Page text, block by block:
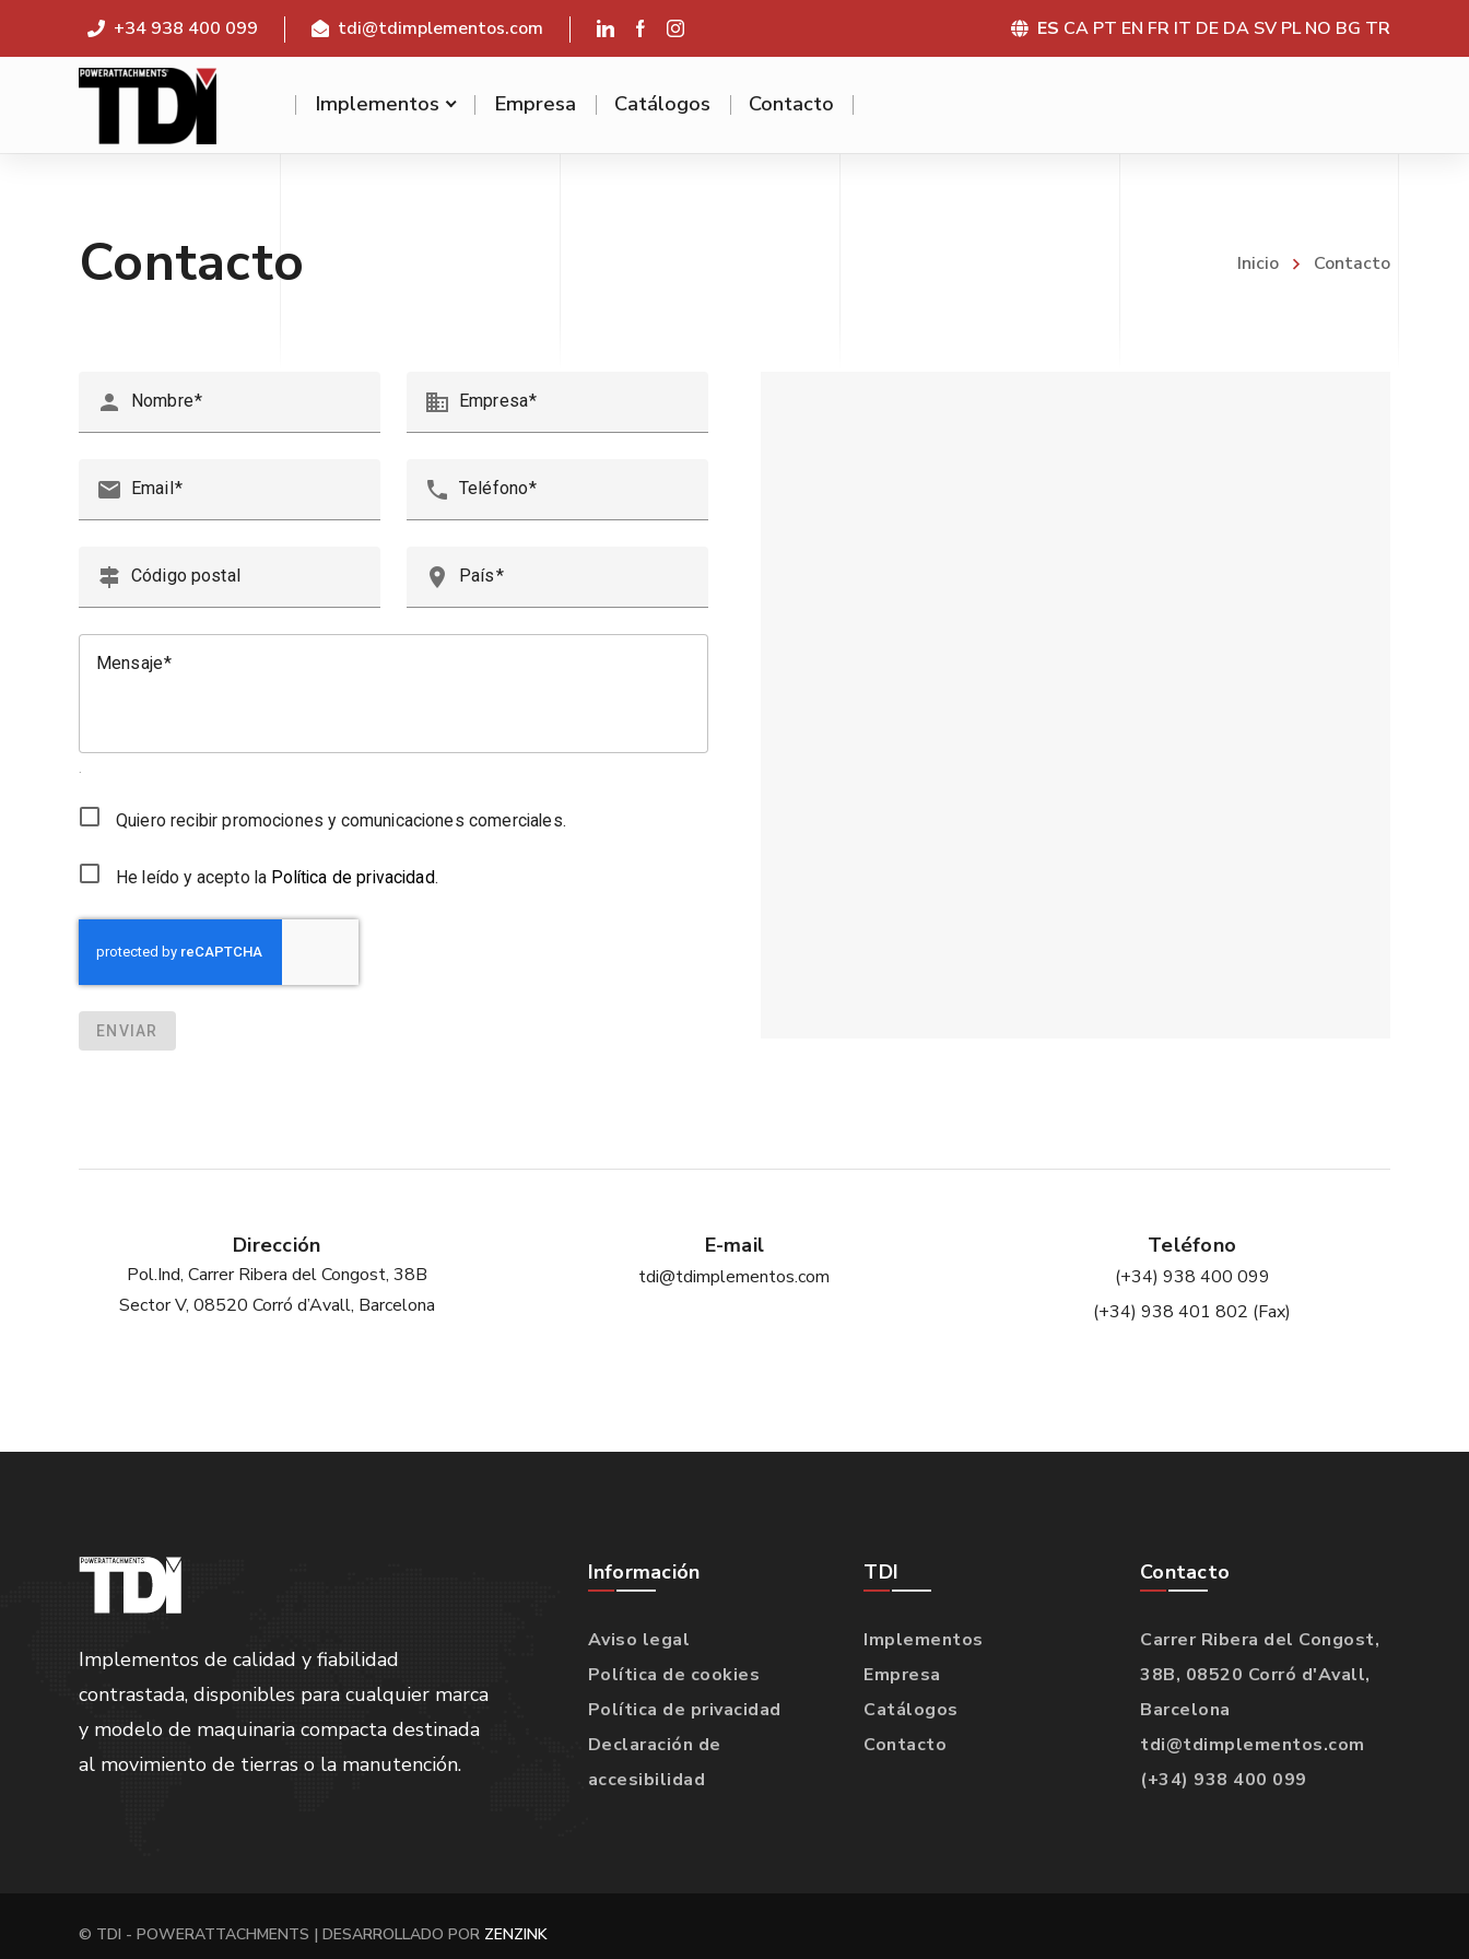
+34 938 400 099 tdi@tdimplementos.com ES CA PT EN FR IT DE DA SV PL NO BG TR
Implementos Empresa Catálogos Contacto
Contacto Inicio Contacto
person Nombre business Empresa
email Email phone Teléfono
signpost Código postal place País
Mensaje
Quiero recibir promociones y comunicaciones comerciales.
He leído y acepto la Política de privacidad.
ENVIAR
Dirección
Pol.Ind, Carrer Ribera del Congost, 38B
Sector V, 08520 Corró d’Avall, Barcelona
E-mail
tdi@tdimplementos.com
Teléfono
(+34) 938 400 099
(+34) 938 401 802 (Fax)
Implementos de calidad y fiabilidad
contrastada, disponibles para cualquier marca
y modelo de maquinaria compacta destinada
al movimiento de tierras o la manutención.
Información
Aviso legal
Política de cookies
Política de privacidad
Declaración de
accesibilidad
TDI
Implementos
Empresa
Catálogos
Contacto
Contacto
Carrer Ribera del Congost,
38B, 08520 Corró d'Avall,
Barcelona
tdi@tdimplementos.com
(+34) 938 400 099
© TDI - POWERATTACHMENTS | DESARROLLADO POR ZENZINK